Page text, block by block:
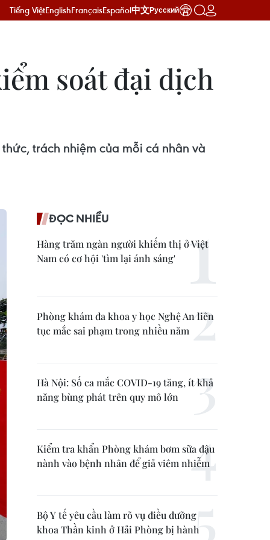
Tiếng ViệtEnglishFrançaisEspañol中文Русский
soát đại dịch
trách nhiệm của mỗi cá nhân và
ĐỌC NHIỀU
Hàng trăm ngàn người khiếm thị ở Việt
Nam có cơ hội 'tìm lại ánh sáng'
Phòng khám đa khoa y học Nghệ An liên
tục mắc sai phạm trong nhiều năm
Hà Nội: Số ca mắc COVID-19 tăng, ít khả
năng bùng phát trên quy mô lớn
Kiểm tra khẩn Phòng khám bơm sữa đậu
nành vào bệnh nhân để giả viêm nhiễm
Bộ Y tế yêu cầu làm rõ vụ điều dưỡng
khoa Thần kinh ở Hải Phòng bị hành